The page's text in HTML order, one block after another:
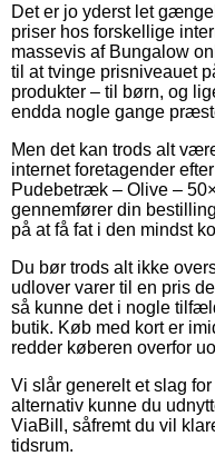
Det er jo yderst let
priser hos forskellige
massevis af Bungalow
til at tvinge prisniveauet
produkter – til børn, og
endda nogle gange
Men det kan trods alt
internet foretagender
Pudebetræk – Olive –
gennemfører din
på at få fat i den mindst
Du bør trods alt ikke
udlover varer til en pris
så kunne det i nogle
butik. Køb med kort er
redder køberen overfor
Vi slår generelt et slag
alternativ kunne du
ViaBill, såfremt du vil
tidsrum.